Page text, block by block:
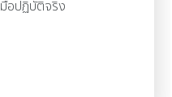
อปฏิบัติจริง